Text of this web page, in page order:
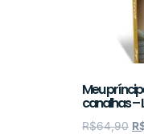
Meu
canalhas –
R$64,90